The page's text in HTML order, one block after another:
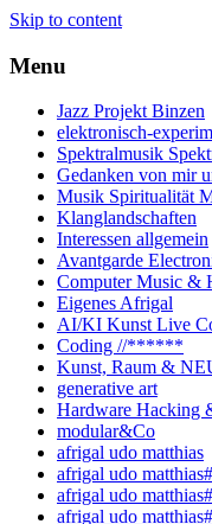
Skip to content
Menu
Jazz Projekt Binzen
elektronisch-
Spektralmusik
Gedanken von mir
Musik Spiritualität
Klanglandschaften
Interessen allgemein
Avantgarde
Computer Music &
Eigenes Afrigal
AI/KI Kunst Live
Coding //******
Kunst, Raum &
generative art
Hardware Hacking
modular&Co
afrigal udo matthias
afrigal udo
afrigal udo
afrigal udo